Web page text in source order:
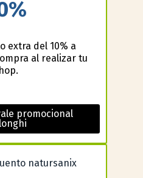
extra del 10% a
al realizar tu
promocional